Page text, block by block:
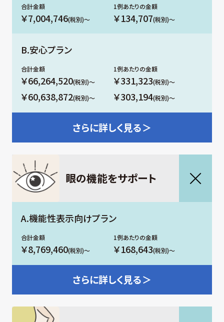
￥7,004,746(税別)～ ￥134,707(税別)～
B.安心プラン
￥66,264,520(税別)～ ￥331,323(税別)～
￥60,638,872(税別)～ ￥303,194(税別)～
さらに詳しく見る＞
眼の機能をサポート
A.機能性表示向けプラン
￥8,769,460(税別)～ ￥168,643(税別)～
さらに詳しく見る＞